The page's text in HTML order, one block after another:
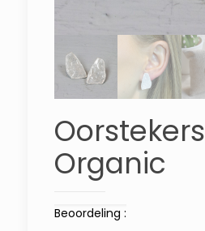
Oorstekers
Organic
Beoordeling :